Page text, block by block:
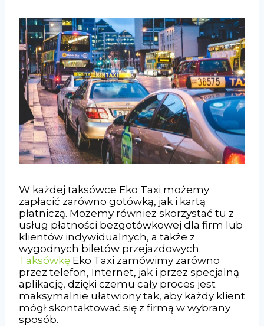
W każdej taksówce Eko Taxi możemy
zapłacić zarówno gotówką, jak i kartą
płatniczą. Możemy również skorzystać tu z
usług płatności bezgotówkowej dla firm lub
klientów indywidualnych, a także z
wygodnych biletów przejazdowych.
Taksówkę Eko Taxi zamówimy zarówno
przez telefon, Internet, jak i przez specjalną
aplikację, dzięki czemu cały proces jest
maksymalnie ułatwiony tak, aby każdy klient
mógł skontaktować się z firmą w wybrany
sposób.